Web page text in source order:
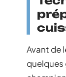
Avant de
quelques